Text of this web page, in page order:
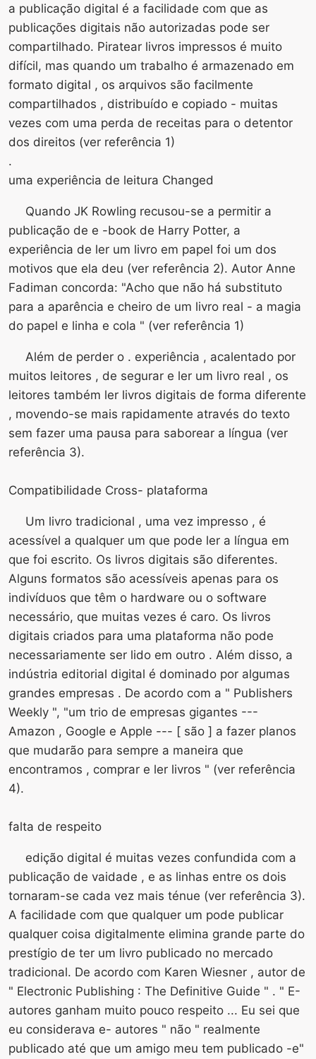
a publicação digital é a facilidade com que as
publicações digitais não autorizadas pode ser
compartilhado. Piratear livros impressos é muito
difícil, mas quando um trabalho é armazenado em
formato digital , os arquivos são facilmente
compartilhados , distribuído e copiado - muitas
vezes com uma perda de receitas para o detentor
dos direitos (ver referência 1)
.
uma experiência de leitura Changed
Quando JK Rowling recusou-se a permitir a
publicação de e -book de Harry Potter, a
experiência de ler um livro em papel foi um dos
motivos que ela deu (ver referência 2). Autor Anne
Fadiman concorda: "Acho que não há substituto
para a aparência e cheiro de um livro real - a magia
do papel e linha e cola " (ver referência 1)
Além de perder o . experiência , acalentado por
muitos leitores , de segurar e ler um livro real , os
leitores também ler livros digitais de forma diferente
, movendo-se mais rapidamente através do texto
sem fazer uma pausa para saborear a língua (ver
referência 3).
Compatibilidade Cross- plataforma
Um livro tradicional , uma vez impresso , é
acessível a qualquer um que pode ler a língua em
que foi escrito. Os livros digitais são diferentes.
Alguns formatos são acessíveis apenas para os
indivíduos que têm o hardware ou o software
necessário, que muitas vezes é caro. Os livros
digitais criados para uma plataforma não pode
necessariamente ser lido em outro . Além disso, a
indústria editorial digital é dominado por algumas
grandes empresas . De acordo com a " Publishers
Weekly ", "um trio de empresas gigantes ---
Amazon , Google e Apple --- [ são ] a fazer planos
que mudarão para sempre a maneira que
encontramos , comprar e ler livros " (ver referência
4).
falta de respeito
edição digital é muitas vezes confundida com a
publicação de vaidade , e as linhas entre os dois
tornaram-se cada vez mais ténue (ver referência 3).
A facilidade com que qualquer um pode publicar
qualquer coisa digitalmente elimina grande parte do
prestígio de ter um livro publicado no mercado
tradicional. De acordo com Karen Wiesner , autor de
" Electronic Publishing : The Definitive Guide " . " E-
autores ganham muito pouco respeito ... Eu sei que
eu considerava e- autores " não " realmente
publicado até que um amigo meu tem publicado -e"